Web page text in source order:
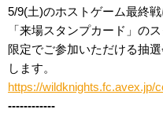
5/9(土)のホストゲーム最終
「来場スタンプカード」の
限定でご参加いただける抽
します。
https://wildknights.fc.avex.jp/
------------